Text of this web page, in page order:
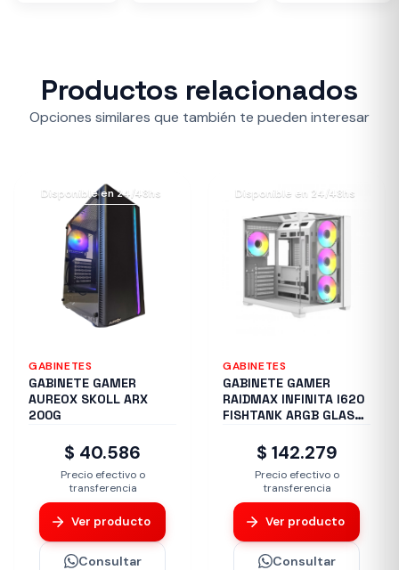
Productos relacionados
Opciones similares que también te pueden interesar
Disponible en 24/48hs
GABINETES
GABINETE GAMER
AUREOX SKOLL ARX
200G
$ 40.586
Precio efectivo o
transferencia
Ver producto
Consultar
Disponible en 24/48hs
GABINETES
GABINETE GAMER
RAIDMAX INFINITA I620
FISHTANK ARGB GLASS
$ 142.279
Precio efectivo o
transferencia
Ver producto
Consultar